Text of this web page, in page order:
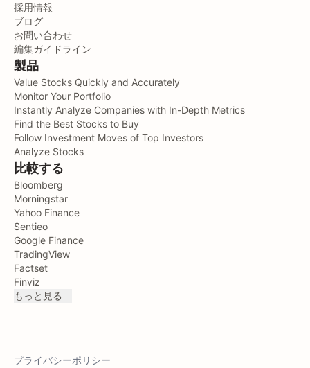
採用情報
ブログ
お問い合わせ
編集ガイドライン
製品
Value Stocks Quickly and Accurately
Monitor Your Portfolio
Instantly Analyze Companies with In-Depth Metrics
Find the Best Stocks to Buy
Follow Investment Moves of Top Investors
Analyze Stocks
比較する
Bloomberg
Morningstar
Yahoo Finance
Sentieo
Google Finance
TradingView
Factset
Finviz
もっと見る
プライバシーポリシー